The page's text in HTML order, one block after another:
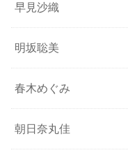
早見沙織
明坂聡美
春木めぐみ
朝日奈丸佳